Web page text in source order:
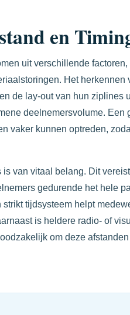
en
uit verschillende
Het
de lay-out van hun ziplines
deelnemersvolume. Een
vaker kunnen optreden,
van vitaal belang. Dit
gedurende het hele
tijdsysteem helpt
is heldere radio- of
om deze